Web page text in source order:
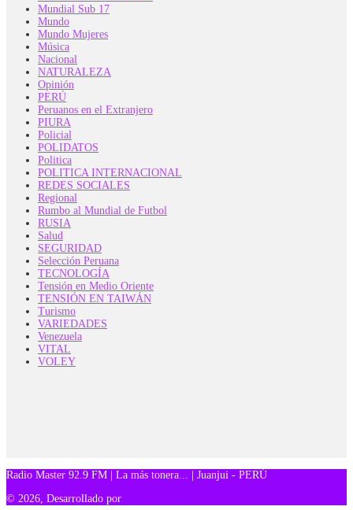
Mundial Sub 17
Mundo
Mundo Mujeres
Música
Nacional
NATURALEZA
Opinión
PERÚ
Peruanos en el Extranjero
PIURA
Policial
POLIDATOS
Politica
POLITICA INTERNACIONAL
REDES SOCIALES
Regional
Rumbo al Mundial de Futbol
RUSIA
Salud
SEGURIDAD
Selección Peruana
TECNOLOGÍA
Tensión en Medio Oriente
TENSIÓN EN TAIWÁN
Turismo
VARIEDADES
Venezuela
VITAL
VOLEY
Radio Master 92.9 FM | La más tonera... | Juanjui - PERÚ
© 2026, Desarrollado por